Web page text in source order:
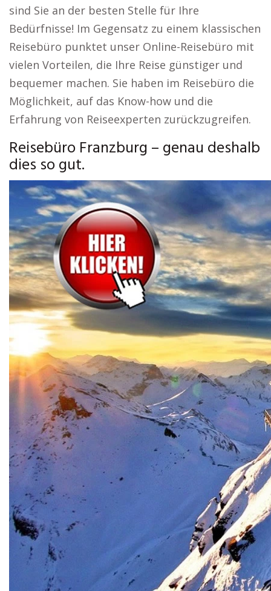
sind Sie an der besten Stelle für Ihre
Bedürfnisse! Im Gegensatz zu einem klassischen
Reisebüro punktet unser Online-Reisebüro mit
vielen Vorteilen, die Ihre Reise günstiger und
bequemer machen. Sie haben im Reisebüro die
Möglichkeit, auf das Know-how und die
Erfahrung von Reiseexperten zurückzugreifen.
Reisebüro Franzburg – genau deshalb
dies so gut.